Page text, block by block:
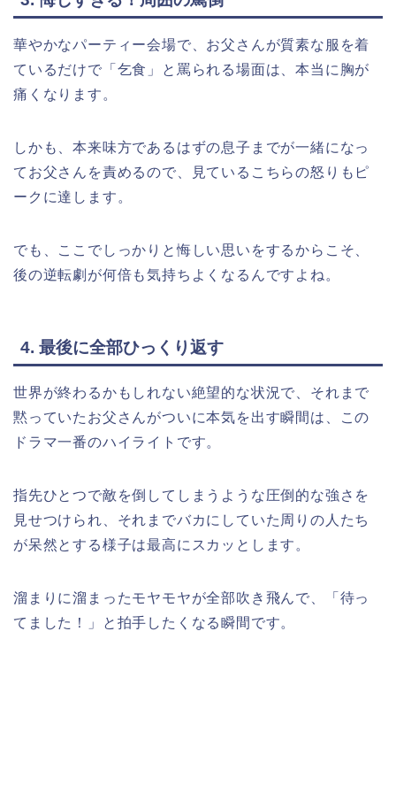
華やかなパーティー会場で、お父さんが質素な服を着
ているだけで「乞食」と罵られる場面は、本当に胸が
痛くなります。
しかも、本来味方であるはずの息子までが一緒になっ
てお父さんを責めるので、見ているこちらの怒りもピ
ークに達します。
でも、ここでしっかりと悔しい思いをするからこそ、
後の逆転劇が何倍も気持ちよくなるんですよね。
4. 最後に全部ひっくり返す
世界が終わるかもしれない絶望的な状況で、それまで
黙っていたお父さんがついに本気を出す瞬間は、この
ドラマ一番のハイライトです。
指先ひとつで敵を倒してしまうような圧倒的な強さを
見せつけられ、それまでバカにしていた周りの人たち
が呆然とする様子は最高にスカッとします。
溜まりに溜まったモヤモヤが全部吹き飛んで、「待っ
てました！」と拍手したくなる瞬間です。